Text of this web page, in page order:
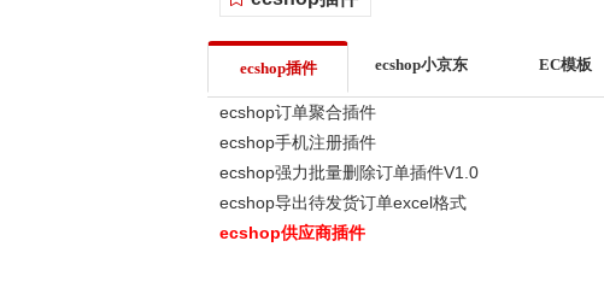
ecshop插件 ecshop小京东 EC模板
ecshop订单聚合插件
ecshop手机注册插件
ecshop强力批量删除订单插件V1.0
ecshop导出待发货订单excel格式
ecshop供应商插件